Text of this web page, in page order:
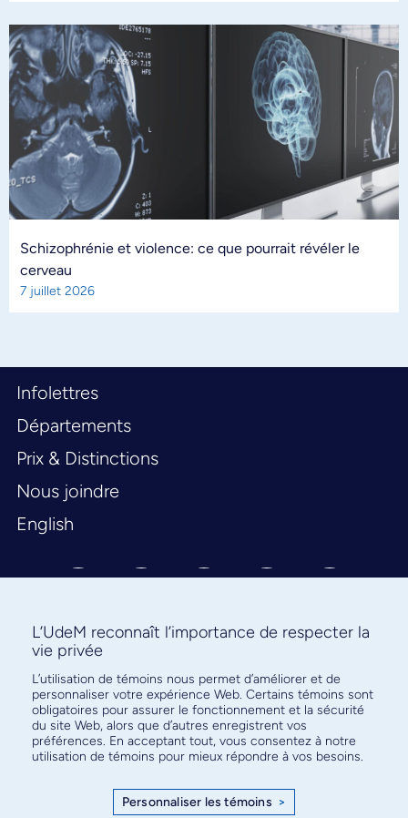
Schizophrénie et violence: ce que pourrait révéler le
cerveau
7 juillet 2026
Infolettres
Départements
Prix & Distinctions
Nous joindre
English
Abonnez-vous à notre infolettre
pour connaître l’actualité facultaire
L’UdeM reconnaît l’importance de respecter la
vie privée
L’utilisation de témoins nous permet d’améliorer et de
personnaliser votre expérience Web. Certains témoins sont
obligatoires pour assurer le fonctionnement et la sécurité
du site Web, alors que d’autres enregistrent vos
préférences. En acceptant tout, vous consentez à notre
utilisation de témoins pour mieux répondre à vos besoins.
Personnaliser les témoins >